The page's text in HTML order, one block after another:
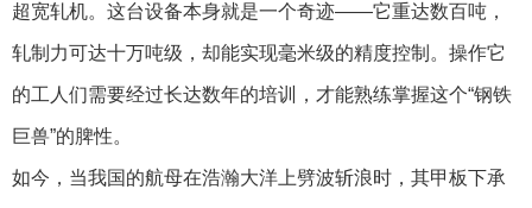
超宽轧机。这台设备本身就是一个奇迹——它重达数百吨，
轧制力可达十万吨级，却能实现毫米级的精度控制。操作它
的工人们需要经过长达数年的培训，才能熟练掌握这个“钢铁
巨兽”的脾性。
如今，当我国的航母在浩瀚大洋上劈波斩浪时，其甲板下承